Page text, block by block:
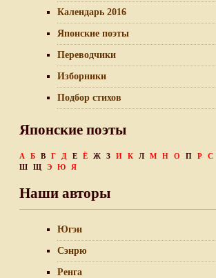
Календарь 2016
Японские поэты
Переводчики
Изборники
Подбор стихов
Японские поэты
А Б В Г Д Е Ё Ж З И К Л М Н О П Р С
Ш
Щ Э Ю Я
Наши авторы
Югэн
Сэнрю
Ренга